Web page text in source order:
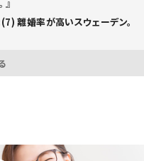
離婚率が高いスウェーデン。